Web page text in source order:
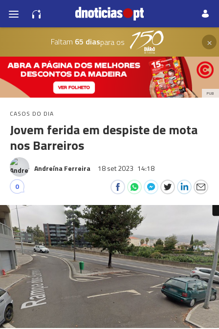
Faltam 65 diaspara os ×
PUB
CASOS DO DIA
Jovem ferida em despiste de mota
nos Barreiros
Andreína Ferreira 18 set 2023 14:18
0